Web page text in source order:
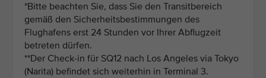
*Bitte beachten Sie, dass Sie den Transitbereich
gemäß den Sicherheitsbestimmungen des
Flughafens erst 24 Stunden vor Ihrer Abflugzeit
betreten dürfen.
**Der Check-in für SQ12 nach Los Angeles via Tokyo
(Narita) befindet sich weiterhin in Terminal 3.